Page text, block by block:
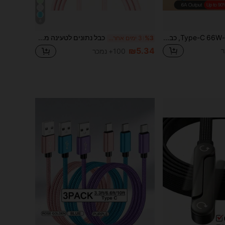
%3 3 ימים אחרונים
₪5.34 100+ נמכר